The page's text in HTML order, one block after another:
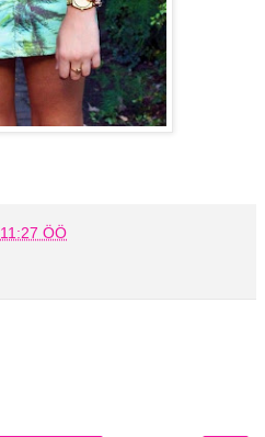
11:27 ÖÖ